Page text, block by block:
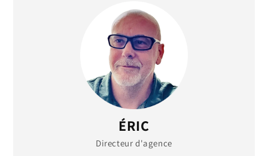
ÉRIC
Directeur d'agence